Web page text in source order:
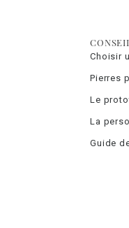
Choisir
Pierres
Le
La
Guide